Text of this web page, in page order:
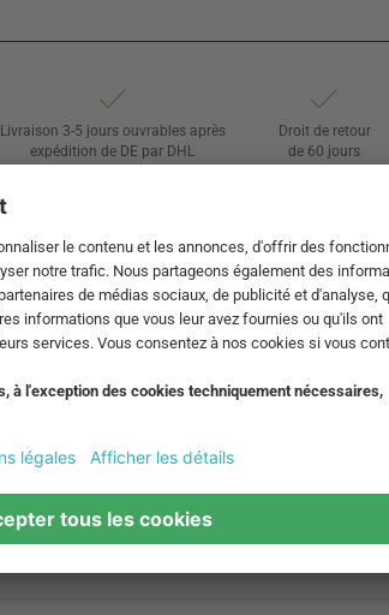
Livraison 3-5 jours ouvrables après
expédition de DE par DHL
Droit de retour
de 60 jours